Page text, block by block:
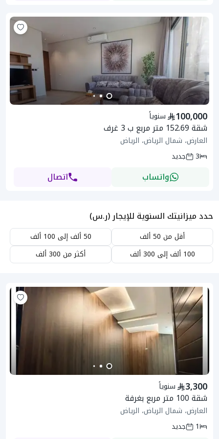
سنوياً 100,000
شقة 152.69 متر مربع ب 3 غرف
العارض، شمال الرياض، الرياض
3
جديد
واتساب اتصال
حدد ميزانيتك السنوية للإيجار (ر.س)
أقل من 50 ألف
50 ألف إلى 100 ألف
100 ألف إلى 300 ألف
أكثر من 300 ألف
سنوياً 3,300
شقة 100 متر مربع بغرفة
العارض، شمال الرياض، الرياض
1
جديد